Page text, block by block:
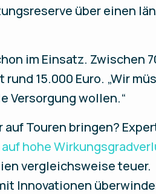
über einen
im Einsatz. Zwischen
15.000 Euro. „Wir
Versorgung wollen.“
Touren bringen?
hohe
vergleichsweise teuer.
Innovationen